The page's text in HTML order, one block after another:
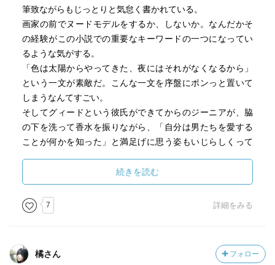
筆致ながらもじっとりと気怠く書かれている。
画家の前でヌードモデルをするか、しないか。なんだかそ
の経験がこの小説での重要なキーワードの一つになってい
るような気がする。
「色は太陽からやってきた、夜にはそれがなくなるから」
という一文が素敵だ。こんな一文を序盤にポンっと置いて
しまうなんてすごい。
そしてグィードという彼氏ができてからのジーニアが、脇
の下を洗って香水を振りながら、「自分は男たちを愛する
ことが何かを知った」と満足げに思う姿もいじらしくって
すすんでいる青春に必死に追いつこうとしている。
**
こうして彼女の恋のほんとうの生活がはじまった。なぜな
は、すべてがちがって彼女には見えたから。いまはもう新
妻と同じで、しかも独りだったから、彼女を見つめたとき
続きを読む
7 詳細をみる
橘さん フォロー